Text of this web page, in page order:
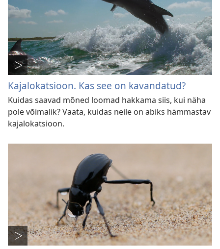
Kajalokatsioon. Kas see on kavandatud?
Kuidas saavad mõned loomad hakkama siis, kui näha
pole võimalik? Vaata, kuidas neile on abiks hämmastav
kajalokatsioon.